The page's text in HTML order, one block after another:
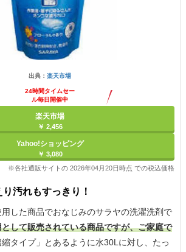
出典： 楽天市場
24時間タイムセー
ル毎日開催中
楽天市場
￥ 2,456
Yahoo!ショッピング
￥ 3,080
※各社通販サイトの 2026年04月20日時点 での税込価格
汚れもすっきり！
した商品でおなじみのサラヤの洗濯洗剤で
して販売されている商品ですが、ご家庭で
縮タイプ」とあるように水30Lに対し、たっ